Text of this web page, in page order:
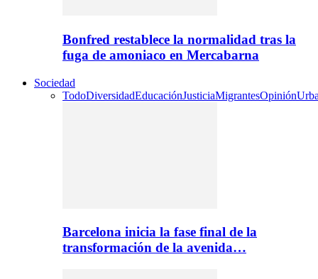
Bonfred restablece la normalidad tras la
fuga de amoniaco en Mercabarna
Sociedad
TodoDiversidadEducaciónJusticiaMigrantesOpinión
Barcelona inicia la fase final de la
transformación de la avenida…